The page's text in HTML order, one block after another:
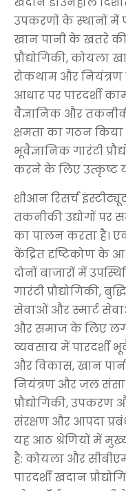
उपकरणों के स्थानों में
खान पानी के खतरे
प्रौद्योगिकी,
रोकथाम और नियंत्रण
आधार पर पारदर्शी
वैज्ञानिक और
क्षमता का गठन
भूवैज्ञानिक गारंटी
करने के लिए उत्कृष्ट
शीआन रिसर्च
तकनीकी उद्योगों पर
का पालन करता है।
केंद्रित दृष्टिकोण के
दोनों बाजारों में
गारंटी प्रौद्योगिकी,
सेवाओं और स्मार्ट
और समाज के लिए
व्यवसाय में पारदर्शी
और विकास, खान
नियंत्रण और जल
प्रौद्योगिकी, उपकरण
संरक्षण और आपदा
यह आठ श्रेणियों में मुख्य
है: कोयला और
पारदर्शी खदान